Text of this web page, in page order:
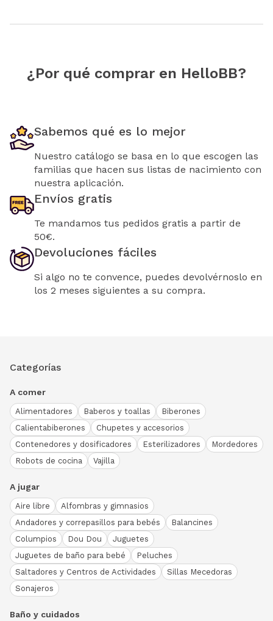
¿Por qué comprar en HelloBB?
Sabemos qué es lo mejor
Nuestro catálogo se basa en lo que escogen las
familias que hacen sus listas de nacimiento con
nuestra aplicación.
Envíos gratis
Te mandamos tus pedidos gratis a partir de
50€.
Devoluciones fáciles
Si algo no te convence, puedes devolvérnoslo en
los 2 meses siguientes a su compra.
Categorías
A comer
Alimentadores Baberos y toallas
Biberones
Calientabiberones
Chupetes y accesorios
Contenedores y dosificadores
Esterilizadores
Mordedores
Robots de cocina
Vajilla
A jugar
Aire libre
Alfombras y gimnasios
Andadores y correpasillos para bebés
Balancines
Columpios
Dou Dou
Juguetes
Juguetes de baño para bebé
Peluches
Saltadores y Centros de Actividades
Sillas Mecedoras
Sonajeros
Baño y cuidados